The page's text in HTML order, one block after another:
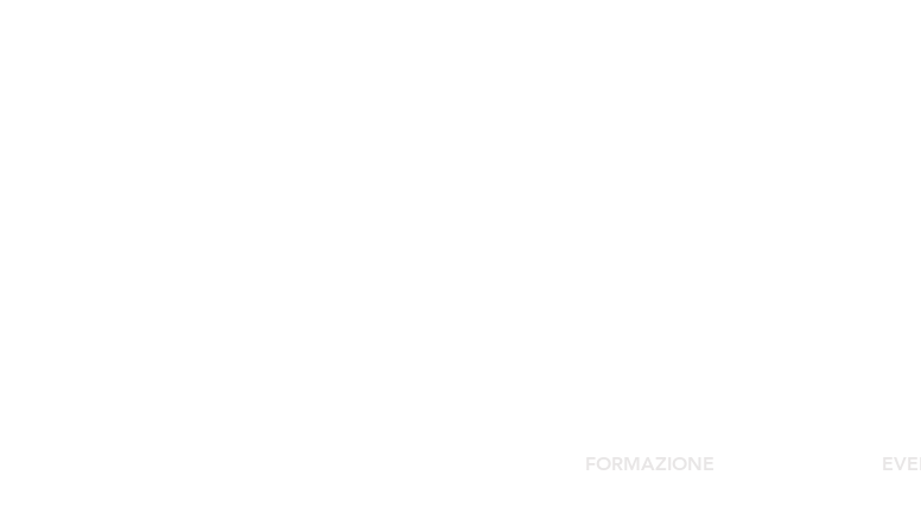
FORMAZIONE